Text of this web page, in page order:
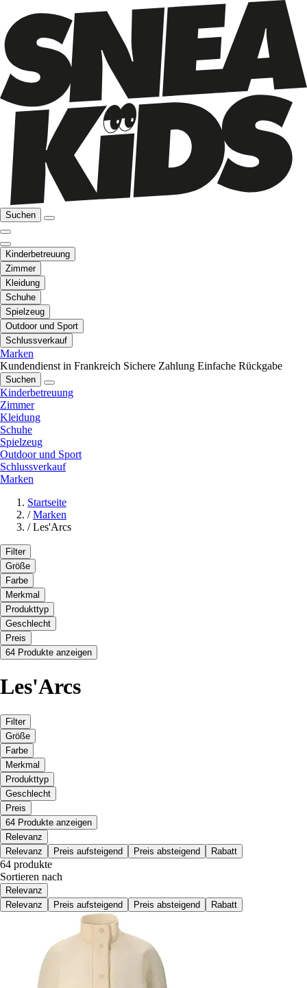
Suchen
Kinderbetreuung
Zimmer
Kleidung
Schuhe
Spielzeug
Outdoor und Sport
Schlussverkauf
Marken
Kundendienst in Frankreich Sichere Zahlung Einfache Rückgabe
Suchen
Kinderbetreuung
Zimmer
Kleidung
Schuhe
Spielzeug
Outdoor und Sport
Schlussverkauf
Marken
Startseite
/ Marken
/ Les'Arcs
Filter
Größe
Farbe
Merkmal
Produkttyp
Geschlecht
Preis
64 Produkte anzeigen
Les'Arcs
Filter
Größe
Farbe
Merkmal
Produkttyp
Geschlecht
Preis
64 Produkte anzeigen
Relevanz
Relevanz
Preis aufsteigend Preis absteigend Rabatt
64 produkte
Sortieren nach
Relevanz
Relevanz
Preis aufsteigend Preis absteigend Rabatt